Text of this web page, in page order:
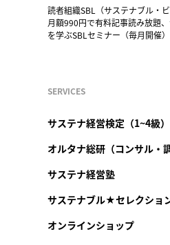
読者組織SBL（サステナブル・ビ
月額990円で有料記事読み放題
を学ぶSBLセミナー（毎月開催
SERVICES
サステナ経営検定（1~4級）
オルタナ総研（コンサル・調
サステナ経営塾
サステナブル★セレクショ
オンラインショップ